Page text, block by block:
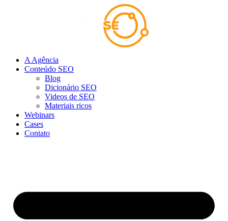
A Agência
Conteúdo SEO
Blog
Dicionário SEO
Videos de SEO
Materiais ricos
Webinars
Cases
Contato